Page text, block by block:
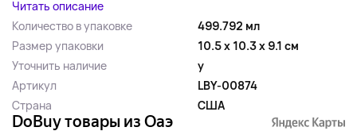
Читать описание
Количество в упаковке
499.792 мл
Размер упаковки
10.5 x 10.3 x 9.1 см
Уточнить наличие
y
Артикул
LBY-00874
Страна
США